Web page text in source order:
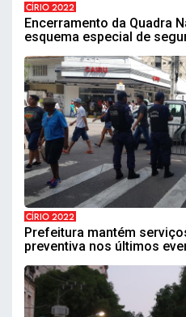
CÍRIO 2022
Encerramento da Quadra
esquema especial de
CÍRIO 2022
Prefeitura mantém
preventiva nos últimos